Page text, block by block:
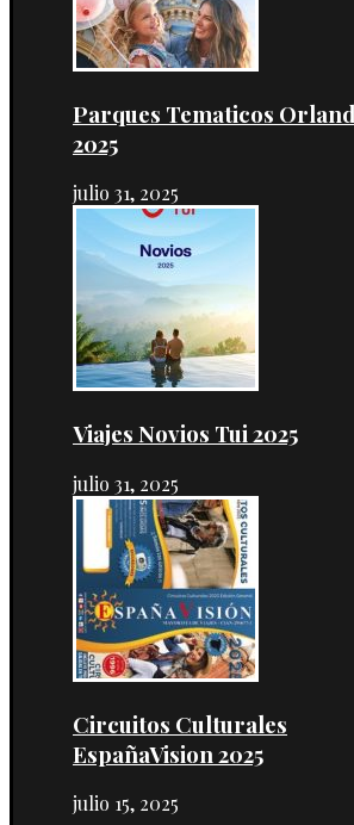
Parques Tematicos
2025
julio 31, 2025
Viajes Novios Tui 2025
julio 31, 2025
Circuitos Culturales
EspañaVision 2025
julio 15, 2025